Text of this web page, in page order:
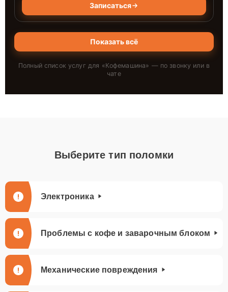
Записаться
Показать всё
Полный список услуг для «Кофемашина» — по звонку или в
чате
Выберите тип поломки
Электроника
Проблемы с кофе и заварочным блоком
Механические повреждения